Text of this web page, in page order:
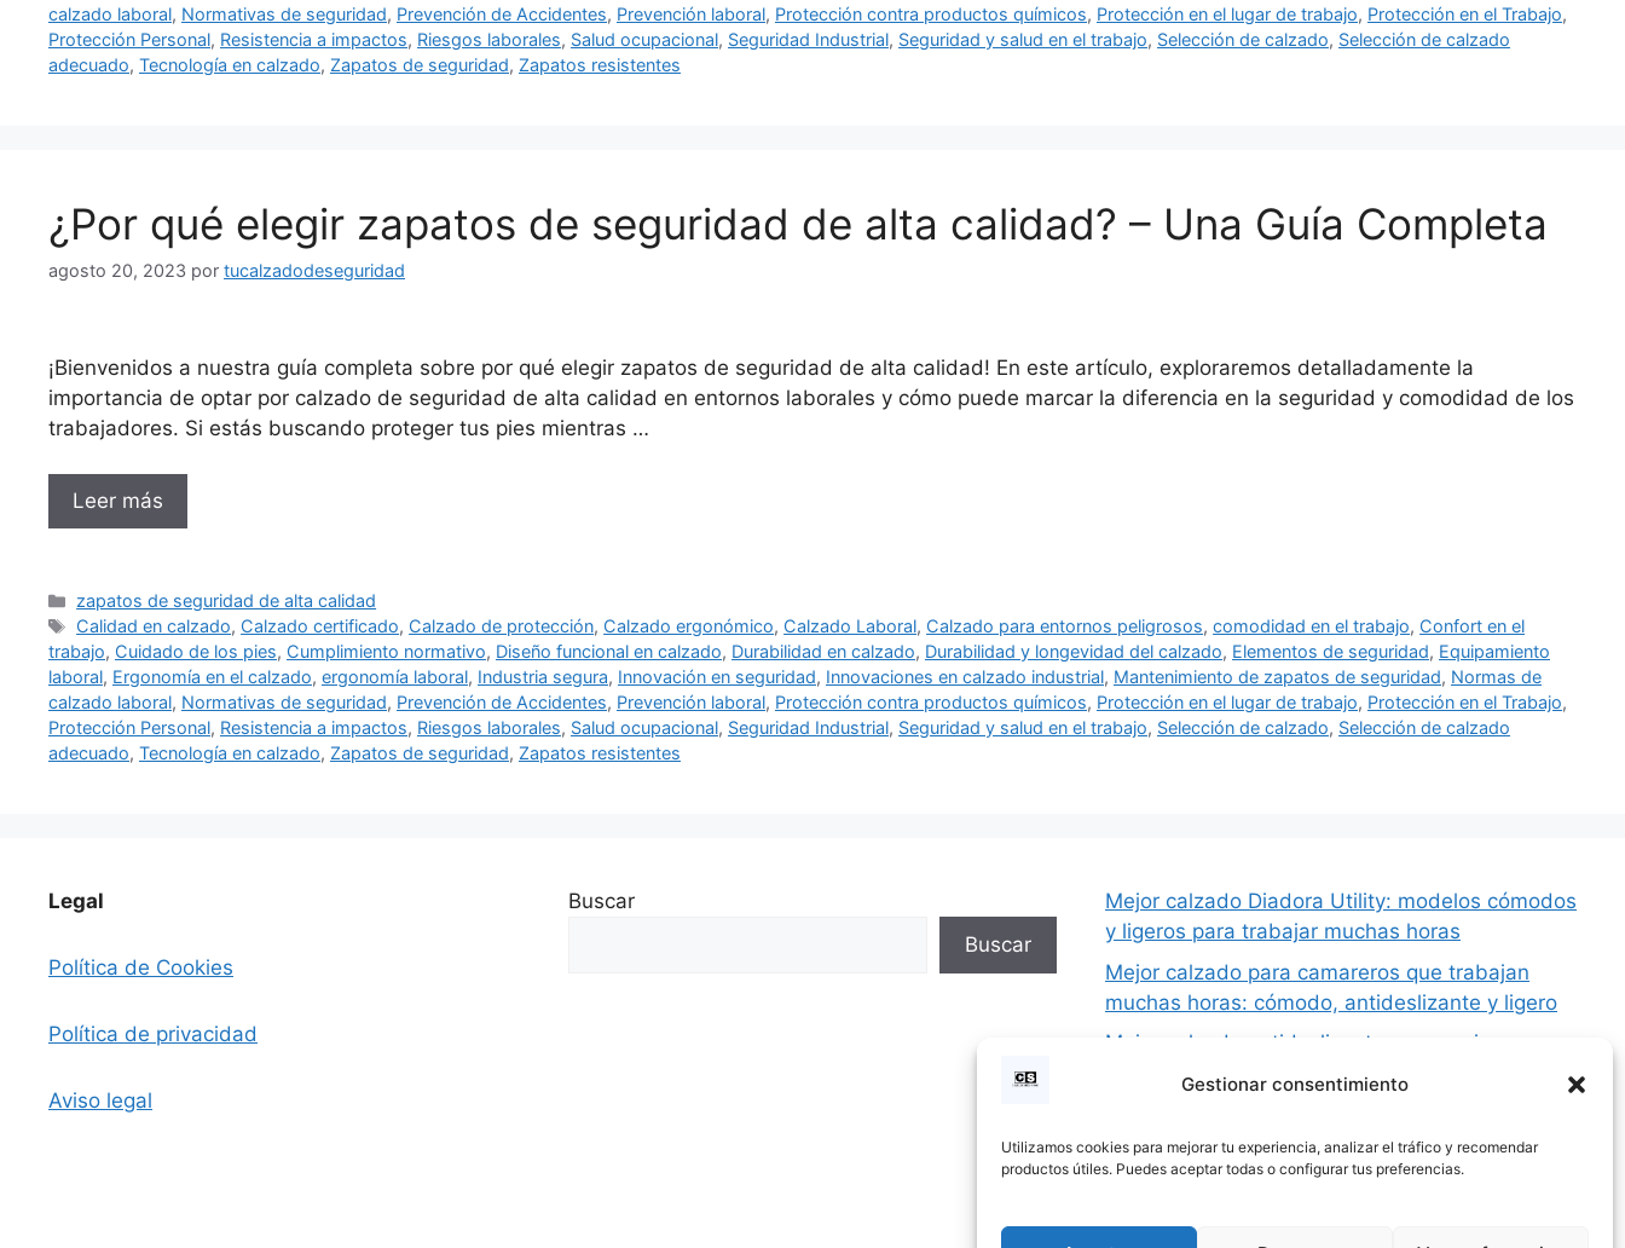
Gestionar consentimiento
Utilizamos cookies para mejorar tu experiencia, analizar el tráfico y recomendar
productos útiles. Puedes aceptar todas o configurar tus preferencias.
calzado laboral, Normativas de seguridad, Prevención de Accidentes, Prevención laboral, Protección contra productos químicos, Protección en el lugar de trabajo, Protección en el Trabajo,
Protección Personal, Resistencia a impactos, Riesgos laborales, Salud ocupacional, Seguridad Industrial, Seguridad y salud en el trabajo, Selección de calzado, Selección de calzado
adecuado, Tecnología en calzado, Zapatos de seguridad, Zapatos resistentes
¿Por qué elegir zapatos de seguridad de alta calidad? – Una Guía Completa
agosto 20, 2023 por tucalzadodeseguridad
¡Bienvenidos a nuestra guía completa sobre por qué elegir zapatos de seguridad de alta calidad! En este artículo, exploraremos detalladamente la
importancia de optar por calzado de seguridad de alta calidad en entornos laborales y cómo puede marcar la diferencia en la seguridad y comodidad de los
trabajadores. Si estás buscando proteger tus pies mientras …
Leer más
Categorías
zapatos de seguridad de alta calidad
Etiquetas
Calidad en calzado, Calzado certificado, Calzado de protección, Calzado ergonómico, Calzado Laboral, Calzado para entornos peligrosos,comodidad en el trabajo, Confort en el
trabajo, Cuidado de los pies, Cumplimiento normativo, Diseño funcional en calzado, Durabilidad en calzado, Durabilidad y longevidad del calzado, Elementos de seguridad, Equipamiento
laboral, Ergonomía en el calzado, ergonomía laboral, Industria segura, Innovación en seguridad, Innovaciones en calzado industrial, Mantenimiento de zapatos de seguridad, Normas de
calzado laboral, Normativas de seguridad, Prevención de Accidentes, Prevención laboral, Protección contra productos químicos, Protección en el lugar de trabajo, Protección en el Trabajo,
Protección Personal, Resistencia a impactos, Riesgos laborales, Salud ocupacional, Seguridad Industrial, Seguridad y salud en el trabajo, Selección de calzado, Selección de calzado
adecuado, Tecnología en calzado, Zapatos de seguridad, Zapatos resistentes
Legal
Política de Cookies
Política de privacidad
Aviso legal
Buscar
Buscar
Mejor calzado Diadora Utility: modelos cómodos
y ligeros para trabajar muchas horas
Mejor calzado para camareros que trabajan
muchas horas: cómodo, antideslizante y ligero
Mejor calzado antideslizante para cocina y
hostelería
todo el día (cómodo y sin dolor)
Por qué duelen los pies con el calzado de